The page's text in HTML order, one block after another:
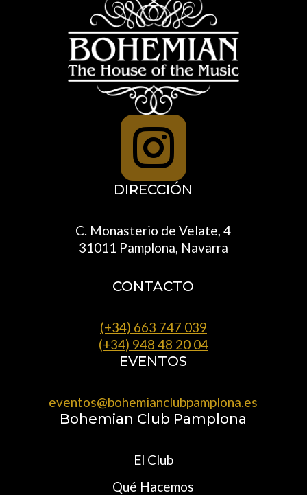

DIRECCIÓN
C. Monasterio de Velate, 4
31011 Pamplona, Navarra
CONTACTO
(+34) 663 747 039
(+34) 948 48 20 04
EVENTOS
eventos@bohemianclubpamplona.es
Bohemian Club Pamplona
El Club
Qué Hacemos